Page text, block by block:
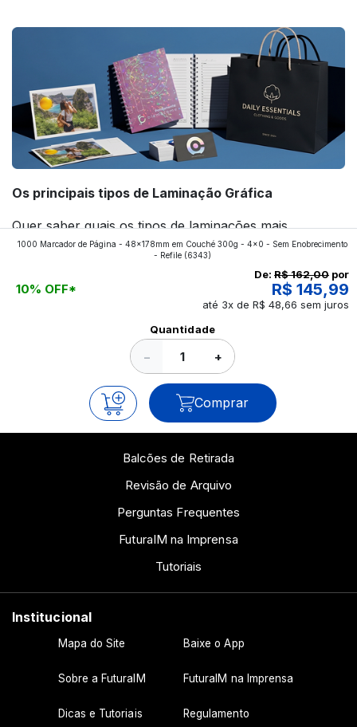
Os principais tipos de Laminação Gráfica
Quer saber quais os tipos de laminações mais
aplicados nos impressos da gráfica FuturaIM? Então,
continue a leitura que vamos revelar para você!
1000 Marcador de Página - 48x178mm em Couché 300g - 4x0 - Sem Enobrecimento
- Refile (6343)
10% OFF*
De: R$ 162,00 por
R$ 145,99
até 3x de R$ 48,66 sem juros
Quantidade
− +
Comprar
Balcões de Retirada
Revisão de Arquivo
Perguntas Frequentes
FuturaIM na Imprensa
Tutoriais
Institucional
Mapa do Site Baixe o App
Sobre a FuturaIM FuturaIM na Imprensa
Dicas e Tutoriais Regulamento